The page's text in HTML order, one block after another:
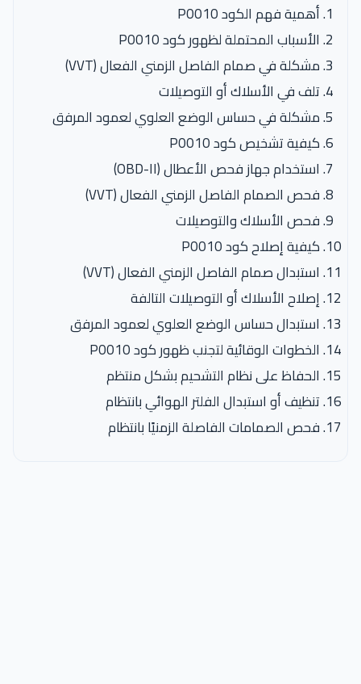
أهمية فهم الكود P0010
الأسباب المحتملة لظهور كود P0010
مشكلة في صمام الفاصل الزمني الفعال (VVT)
تلف في الأسلاك أو التوصيلات
مشكلة في حساس الوضع العلوي لعمود المرفق
كيفية تشخيص كود P0010
استخدام جهاز فحص الأعطال (OBD-II)
فحص الصمام الفاصل الزمني الفعال (VVT)
فحص الأسلاك والتوصيلات
كيفية إصلاح كود P0010
استبدال صمام الفاصل الزمني الفعال (VVT)
إصلاح الأسلاك أو التوصيلات التالفة
استبدال حساس الوضع العلوي لعمود المرفق
الخطوات الوقائية لتجنب ظهور كود P0010
الحفاظ على نظام التشحيم بشكل منتظم
تنظيف أو استبدال الفلتر الهوائي بانتظام
فحص الصمامات الفاصلة الزمنيًا بانتظام